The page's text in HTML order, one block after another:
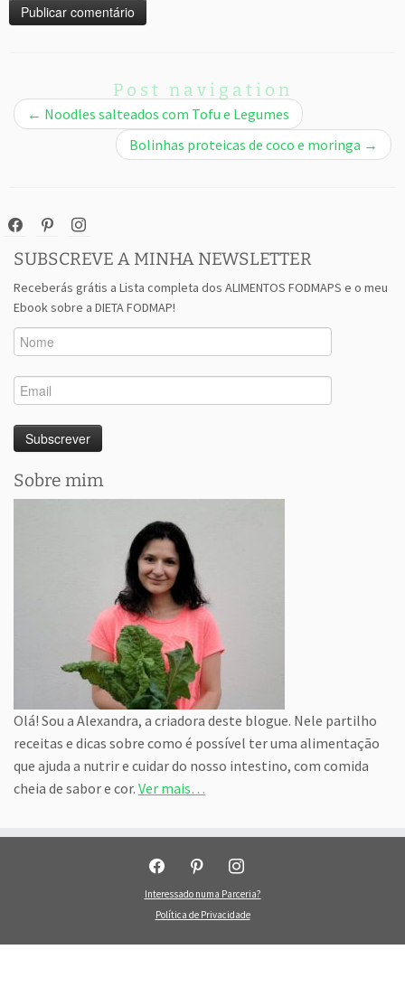
Post navigation
← Noodles salteados com Tofu e Legumes
Bolinhas proteicas de coco e moringa →
facebookpinterestinstagram
SUBSCREVE A MINHA NEWSLETTER
Receberás grátis a Lista completa dos ALIMENTOS FODMAPS e o meu
Ebook sobre a DIETA FODMAP!
Sobre mim
Olá! Sou a Alexandra, a criadora deste blogue. Nele partilho
receitas e dicas sobre como é possível ter uma alimentação
que ajuda a nutrir e cuidar do nosso intestino, com comida
cheia de sabor e cor. Ver mais…
facebook pinterest instagram
Interessado numa Parceria?
Política de Privacidade